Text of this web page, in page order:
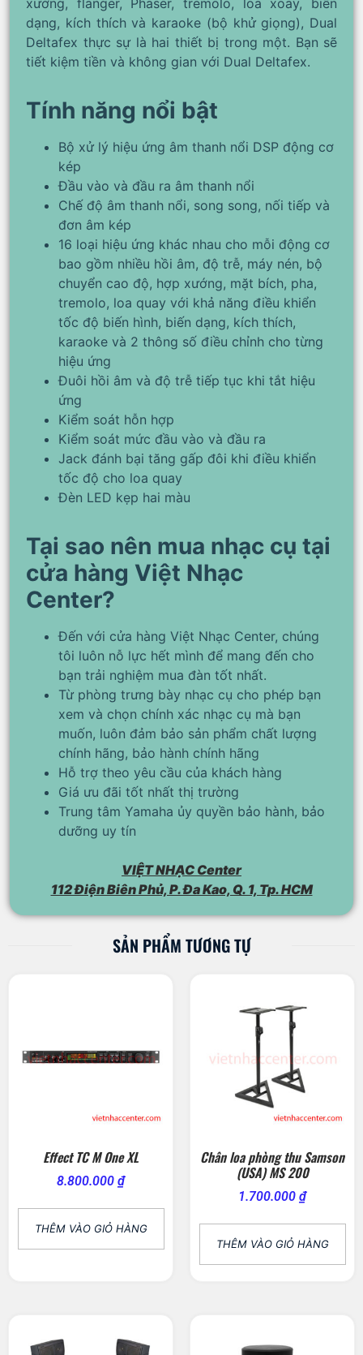
xướng, flanger, Phaser, tremolo, loa xoay, biến
dạng, kích thích và karaoke (bộ khử giọng), Dual
Deltafex thực sự là hai thiết bị trong một. Bạn sẽ
tiết kiệm tiền và không gian với Dual Deltafex.
Tính năng nổi bật
Bộ xử lý hiệu ứng âm thanh nổi DSP động cơ
kép
Đầu vào và đầu ra âm thanh nổi
Chế độ âm thanh nổi, song song, nối tiếp và
đơn âm kép
16 loại hiệu ứng khác nhau cho mỗi động cơ
bao gồm nhiều hồi âm, độ trễ, máy nén, bộ
chuyển cao độ, hợp xướng, mặt bích, pha,
tremolo, loa quay với khả năng điều khiển
tốc độ biến hình, biến dạng, kích thích,
karaoke và 2 thông số điều chỉnh cho từng
hiệu ứng
Đuôi hồi âm và độ trễ tiếp tục khi tắt hiệu
ứng
Kiểm soát hỗn hợp
Kiểm soát mức đầu vào và đầu ra
Jack đánh bại tăng gấp đôi khi điều khiển
tốc độ cho loa quay
Đèn LED kẹp hai màu
Tại sao nên mua nhạc cụ tại
cửa hàng Việt Nhạc
Center?
Đến với cửa hàng Việt Nhạc Center, chúng
tôi luôn nỗ lực hết mình để mang đến cho
bạn trải nghiệm mua đàn tốt nhất.
Từ phòng trưng bày nhạc cụ cho phép bạn
xem và chọn chính xác nhạc cụ mà bạn
muốn, luôn đảm bảo sản phẩm chất lượng
chính hãng, bảo hành chính hãng
Hỗ trợ theo yêu cầu của khách hàng
Giá ưu đãi tốt nhất thị trường
Trung tâm Yamaha ủy quyền bảo hành, bảo
dưỡng uy tín
VIỆT NHẠC Center
112 Điện Biên Phủ, P. Đa Kao, Q. 1, Tp. HCM
SẢN PHẨM TƯƠNG TỰ
Effect TC M One XL
8.800.000 ₫
THÊM VÀO GIỎ HÀNG
Chân loa phòng thu Samson
(USA) MS 200
1.700.000 ₫
THÊM VÀO GIỎ HÀNG